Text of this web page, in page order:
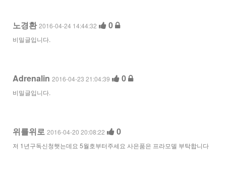
노경환2016-04-24 14:44:32 0
비밀글입니다.
Adrenalin 2016-04-23 21:04:39 0
비밀글입니다.
위를위로 2016-04-20 20:08:22 0
저 1년구독신청햇는데요 5월호부터주세요 사은품은 프라모델 부탁합니다